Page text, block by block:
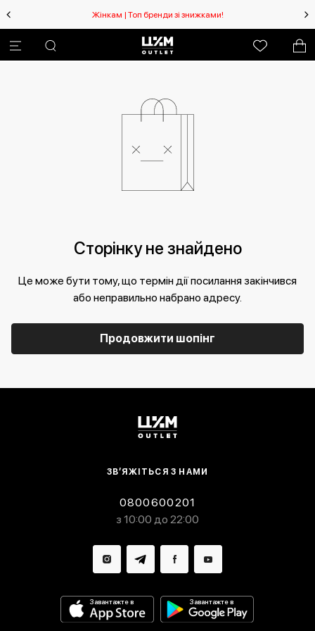
Жінкам | Топ бренди зі знижками!
Сторінку не знайдено
Це може бути тому, що термін дії посилання закінчився
або неправильно набрано адресу.
Продовжити шопінг
ЗВ’ЯЖІТЬСЯ З НАМИ
0800600201
з 10:00 до 22:00
Завантажте в Завантажте в